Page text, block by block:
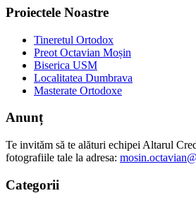
Proiectele Noastre
Tineretul Ortodox
Preot Octavian Moșin
Biserica USM
Localitatea Dumbrava
Masterate Ortodoxe
Anunț
Te invităm să te alături echipei Altarul
fotografiile tale la adresa:
Categorii